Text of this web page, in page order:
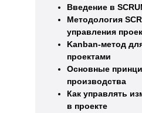
Введение в
Методология
управления
Kanban-метод
проектами
Основные
производства
Как управлять
в проекте